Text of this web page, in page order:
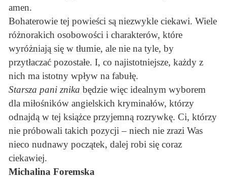
amen.
Bohaterowie tej powieści są niezwykle ciekawi. Wiele
różnorakich osobowości i charakterów, które
wyróżniają się w tłumie, ale nie na tyle, by
przytłaczać pozostałe. I, co najistotniejsze, każdy z
nich ma istotny wpływ na fabułę.
Starsza pani znika będzie więc idealnym wyborem
dla miłośników angielskich kryminałów, którzy
odnajdą w tej książce przyjemną rozrywkę. Ci, którzy
nie próbowali takich pozycji – niech nie zrazi Was
nieco nudnawy początek, dalej robi się coraz
ciekawiej.
Michalina Foremska